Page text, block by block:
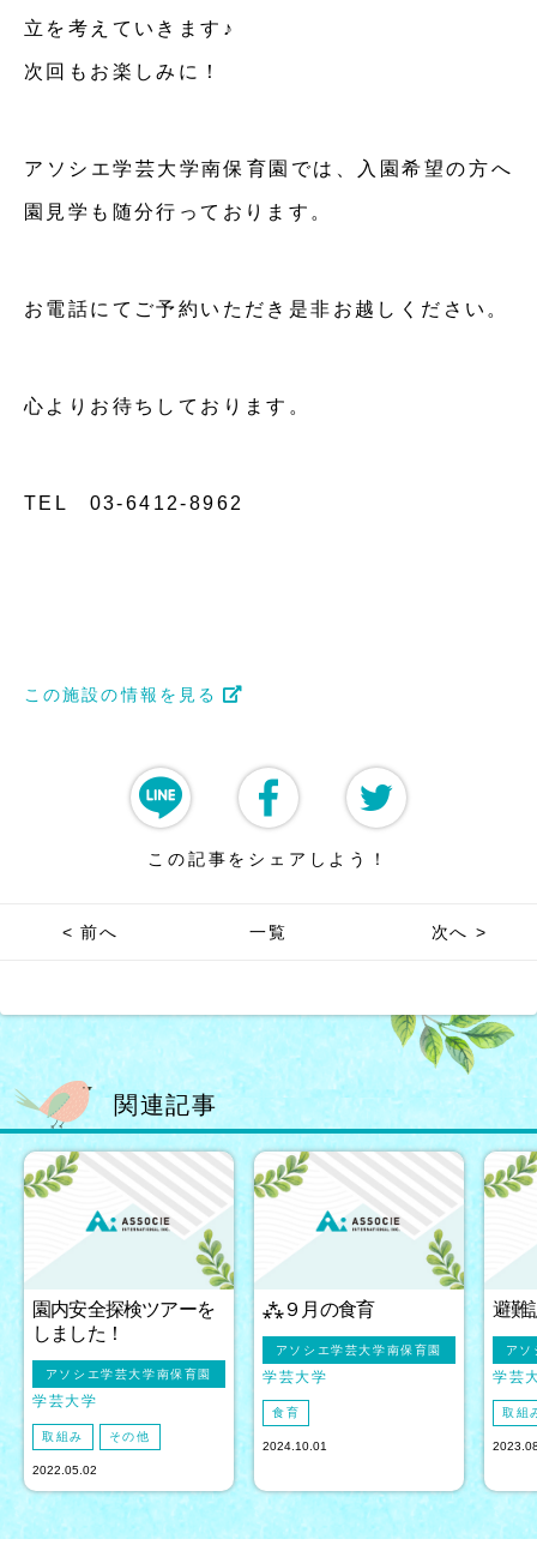
立を考えていきます♪
次回もお楽しみに！
アソシエ学芸大学南保育園では、入園希望の方へ
園見学も随分行っております。
お電話にてご予約いただき是非お越しください。
心よりお待ちしております。
TEL 03-6412-8962
この施設の情報を見る
この記事をシェアしよう！
< 前へ 一覧 次へ >
関連記事
園内安全探検ツアーを
しました！
アソシエ学芸大学南保育園
学芸大学
取組み その他
2022.05.02
⁂９月の食育
アソシエ学芸大学南保育園
学芸大学
食育
2024.10.01
避難
アソ
学芸
取組